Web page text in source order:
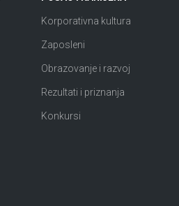
Korporativna kultura
Zaposleni
Obrazovanje i razvoj
Rezultati i priznanja
Konkursi